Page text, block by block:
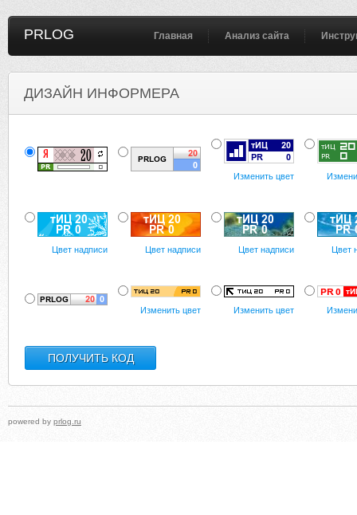
PRLOG Главная Анализ сайта
ДИЗАЙН ИНФОРМЕРА
Изменить цвет
Цвет надписи Цвет надписи Цвет надписи Цвет
Изменить цвет Изменить цвет
powered by prlog.ru